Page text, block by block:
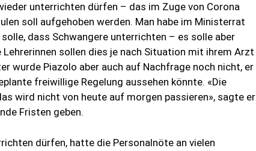
unterrichten dürfen – das im Zuge von Corona
soll aufgehoben werden. Man habe im Ministerrat
dass Schwangere unterrichten – es solle aber
Lehrerinnen sollen dies je nach Situation mit ihrem Arzt
wurde Piazolo aber auch auf Nachfrage noch nicht, er
freiwillige Regelung aussehen könnte. «Die
wird nicht von heute auf morgen passieren», sagte er
Fristen geben.
dürfen, hatte die Personalnöte an vielen